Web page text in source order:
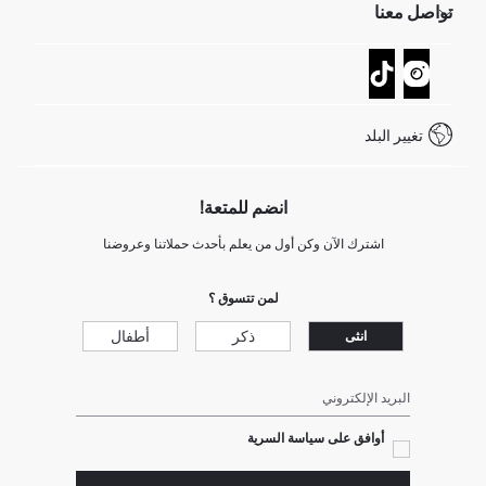
GIFT CLUB
عمليات الارجاع و الاستبدال السهلة
تتبع الشحنة
كيف يمكنك التسوق في ديفاكتو ؟
كيف تدفع في ديفاكتو؟
شروط المنافسة
تواصل معنا
نموذج الاتصال
خدمة العملاء
Call Center 19782
تغيير البلد
انضم للمتعة!
اشترك الآن وكن أول من يعلم بأحدث حملاتنا وعروضنا
لمن تتسوق ؟
انثى ذكر أطفال
البريد الإلكتروني
أوافق على سياسة السرية